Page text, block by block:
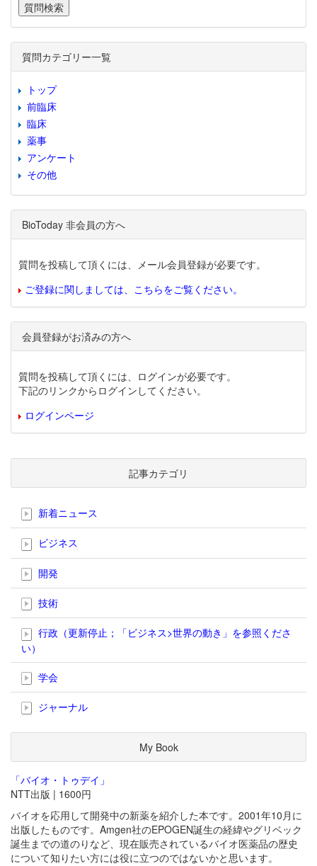
質問カテゴリー一覧
トップ
前臨床
臨床
薬事
アンケート
その他
BioToday 非会員の方へ
質問を投稿して頂くには、メール会員登録が必要です。
ご登録に関しましては、こちらをご覧ください。
会員登録がお済みの方へ
質問を投稿して頂くには、ログインが必要です。
下記のリンクからログインしてください。
ログインページ
記事カテゴリ
新着ニュース
ビジネス
開発
技術
行政（更新停止；「ビジネス>世界の動き」を参照くださ
い）
学会
ジャーナル
My Book
「バイオ・トゥデイ」
NTT出版 | 1600円
バイオを応用して開発中の新薬を紹介した本です。2001年10月に
出版したものです。Amgen社のEPOGEN誕生の経緯やグリベック
誕生までの道のりなど、現在販売されているバイオ医薬品の歴史
について知りたい方には役に立つのではないかと思います。